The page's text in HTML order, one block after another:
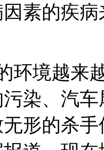
素的疾
境越来越
染、汽
形的杀